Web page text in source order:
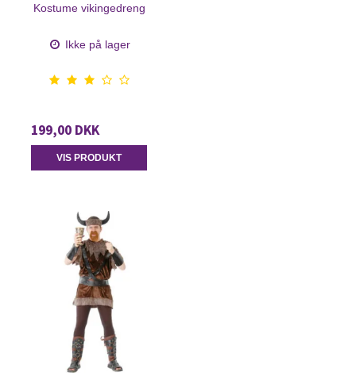
Kostume vikingedreng
Ikke på lager
199,00 DKK
VIS PRODUKT